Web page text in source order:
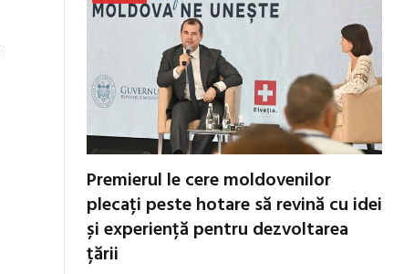
Premierul le cere moldovenilor
plecați peste hotare să revină cu idei
și experiență pentru dezvoltarea
țării